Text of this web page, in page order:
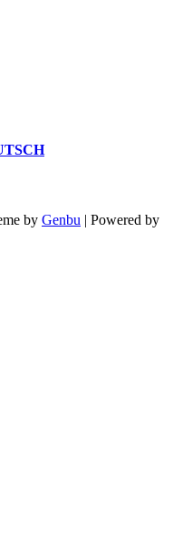
by Genbu | Powered by